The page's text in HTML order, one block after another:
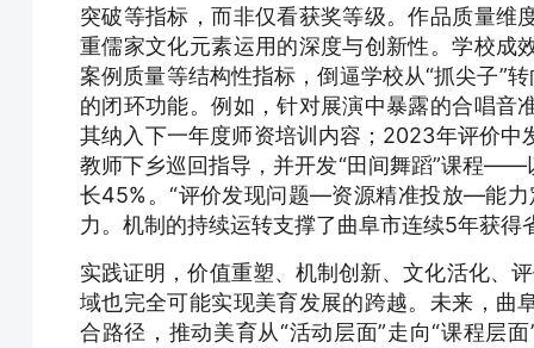
突破等指标，而非仅看获奖等级。作品质量维
重儒家文化元素运用的深度与创新性。学校成
案例质量等结构性指标，倒逼学校从“抓尖子”
的闭环功能。例如，针对展演中暴露的合唱音
其纳入下一年度师资培训内容；2023年评价
教师下乡巡回指导，并开发“田间舞蹈”课程
长45%。“评价发现问题—资源精准投放—能力
力。机制的持续运转支撑了曲阜市连续5年获得
实践证明，价值重塑、机制创新、文化活化、
域也完全可能实现美育发展的跨越。未来，曲
合路径，推动美育从“活动层面”走向“课程层